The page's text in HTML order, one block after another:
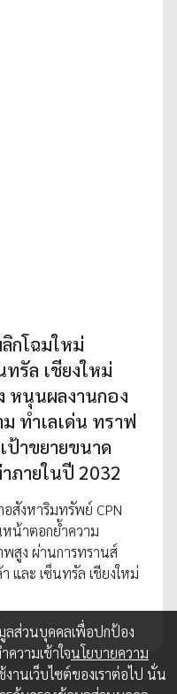
กโฉมใหม่
รัล เชียงใหม่
หนุนผลงานกอง
ทำเลเด่น ทราฟ
ป้าขยายขนาด
ภายในปี 2032
อสังหาริมทรัพย์ CPN
หน้าตอกย้ำความ
สูง ผ่านการทรานส์
และ เซ็นทรัล เชียงใหม่
ลส่วนบุคคลเพื่อปกป้อง
วามเข้าใจนโยบายความ
งานเว็บไซต์ของเราต่อไป นั่น